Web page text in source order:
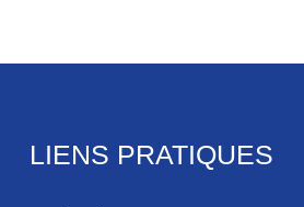
LIENS PRATIQUES